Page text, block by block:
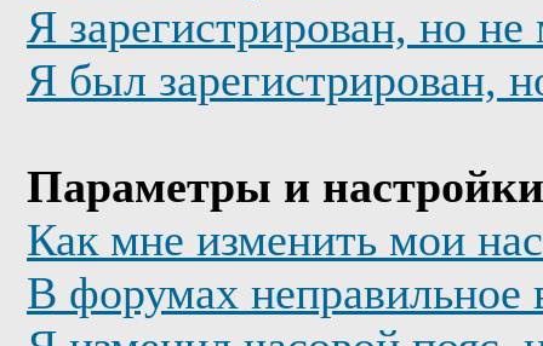
Я зарегистрирован, но
Я был зарегистрирован,
Параметры и настройки
Как мне изменить мои
В форумах неправильное